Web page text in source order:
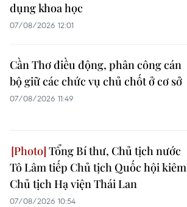
dụng khoa học
07/08/2026 12:01
Cần Thơ điều động, phân công cán
bộ giữ các chức vụ chủ chốt ở cơ sở
07/08/2026 11:49
Tổng Bí thư, Chủ tịch nước
Tô Lâm tiếp Chủ tịch Quốc hội kiêm
Chủ tịch Hạ viện Thái Lan
07/08/2026 10:54